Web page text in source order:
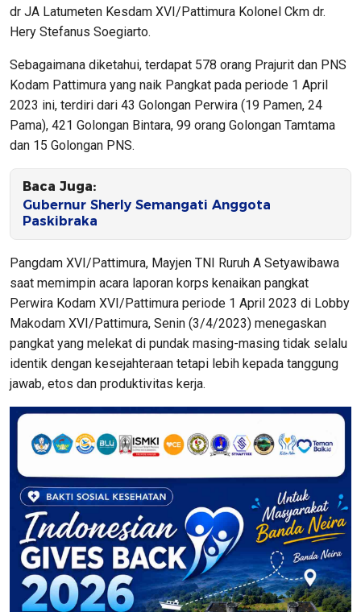
dr JA Latumeten Kesdam XVI/Pattimura Kolonel Ckm dr.
Hery Stefanus Soegiarto.
Sebagaimana diketahui, terdapat 578 orang Prajurit dan PNS
Kodam Pattimura yang naik Pangkat pada periode 1 April
2023 ini, terdiri dari 43 Golongan Perwira (19 Pamen, 24
Pama), 421 Golongan Bintara, 99 orang Golongan Tamtama
dan 15 Golongan PNS.
Baca Juga:
Gubernur Sherly Semangati Anggota
Paskibraka
Pangdam XVI/Pattimura, Mayjen TNI Ruruh A Setyawibawa
saat memimpin acara laporan korps kenaikan pangkat
Perwira Kodam XVI/Pattimura periode 1 April 2023 di Lobby
Makodam XVI/Pattimura, Senin (3/4/2023) menegaskan
pangkat yang melekat di pundak masing-masing tidak selalu
identik dengan kesejahteraan tetapi lebih kepada tanggung
jawab, etos dan produktivitas kerja.